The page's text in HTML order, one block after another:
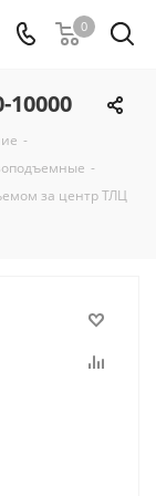
0
-
-
за центр ТЛЦ